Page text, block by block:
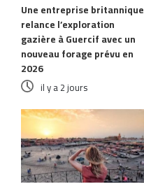
Une entreprise britannique
relance l’exploration
gazière à Guercif avec un
nouveau forage prévu en
2026
il y a 2 jours